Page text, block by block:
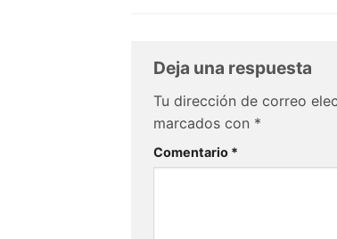
Deja una respuesta
Tu dirección de correo
marcados con *
Comentario *